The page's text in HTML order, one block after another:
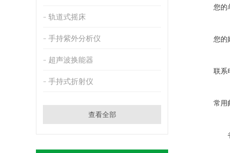
轨道式摇床
手持紫外分析仪
超声波换能器
手持式折射仪
查看全部
您的
您的
联系
常用